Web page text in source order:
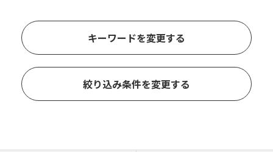
キーワードを変更する
絞り込み条件を変更する